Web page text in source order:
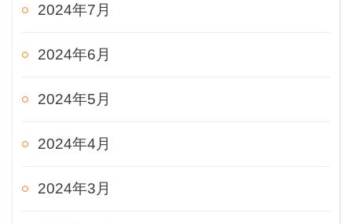
2024年7月
2024年6月
2024年5月
2024年4月
2024年3月